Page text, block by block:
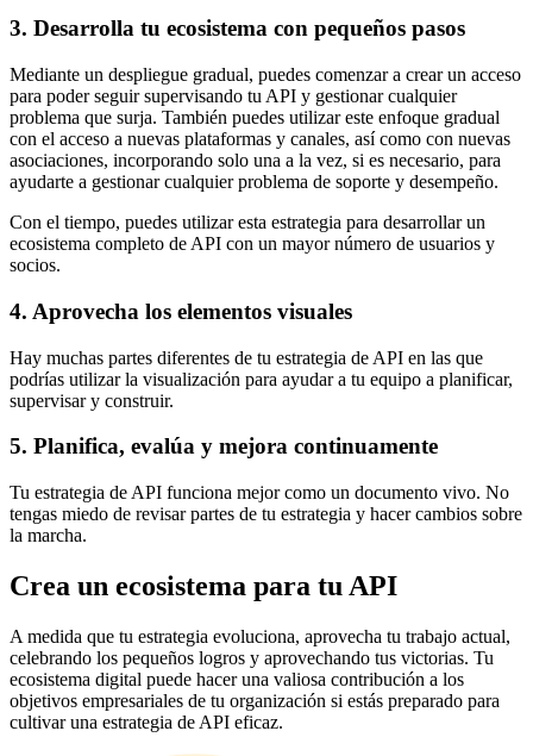
3. Desarrolla tu ecosistema con pequeños pasos
Mediante un despliegue gradual, puedes comenzar a crear un acceso
para poder seguir supervisando tu API y gestionar cualquier
problema que surja. También puedes utilizar este enfoque gradual
con el acceso a nuevas plataformas y canales, así como con nuevas
asociaciones, incorporando solo una a la vez, si es necesario, para
ayudarte a gestionar cualquier problema de soporte y desempeño.
Con el tiempo, puedes utilizar esta estrategia para desarrollar un
ecosistema completo de API con un mayor número de usuarios y
socios.
4. Aprovecha los elementos visuales
Hay muchas partes diferentes de tu estrategia de API en las que
podrías utilizar la visualización para ayudar a tu equipo a planificar,
supervisar y construir.
5. Planifica, evalúa y mejora continuamente
Tu estrategia de API funciona mejor como un documento vivo. No
tengas miedo de revisar partes de tu estrategia y hacer cambios sobre
la marcha.
Crea un ecosistema para tu API
A medida que tu estrategia evoluciona, aprovecha tu trabajo actual,
celebrando los pequeños logros y aprovechando tus victorias. Tu
ecosistema digital puede hacer una valiosa contribución a los
objetivos empresariales de tu organización si estás preparado para
cultivar una estrategia de API eficaz.